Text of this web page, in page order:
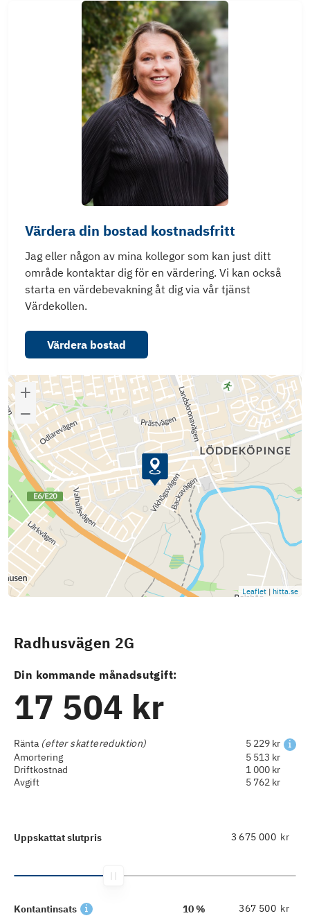
Värdera din bostad kostnadsfritt
Jag eller någon av mina kollegor som kan just ditt
område kontaktar dig för en värdering. Vi kan också
starta en värdebevakning åt dig via vår tjänst
Värdekollen.
Värdera bostad
Leaflet | hitta.se
Radhusvägen 2G
Din kommande månadsutgift:
17 504 kr
Ränta (efter skattereduktion)
5 229 kr
Amortering
5 513 kr
Driftkostnad
1 000 kr
Avgift
5 762 kr
Uppskattat slutpris kr
Kontantinsats 10 % kr